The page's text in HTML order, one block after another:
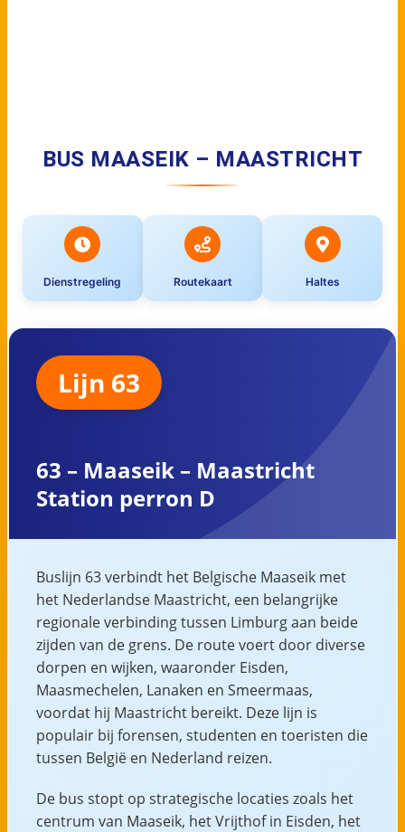
BUS MAASEIK – MAASTRICHT
Dienstregeling Routekaart Haltes
Lijn 63
63 – Maaseik – Maastricht
Station perron D
Buslijn 63 verbindt het Belgische Maaseik met
het Nederlandse Maastricht, een belangrijke
regionale verbinding tussen Limburg aan beide
zijden van de grens. De route voert door diverse
dorpen en wijken, waaronder Eisden,
Maasmechelen, Lanaken en Smeermaas,
voordat hij Maastricht bereikt. Deze lijn is
populair bij forensen, studenten en toeristen die
tussen België en Nederland reizen.
De bus stopt op strategische locaties zoals het
centrum van Maaseik, het Vrijthof in Eisden, het